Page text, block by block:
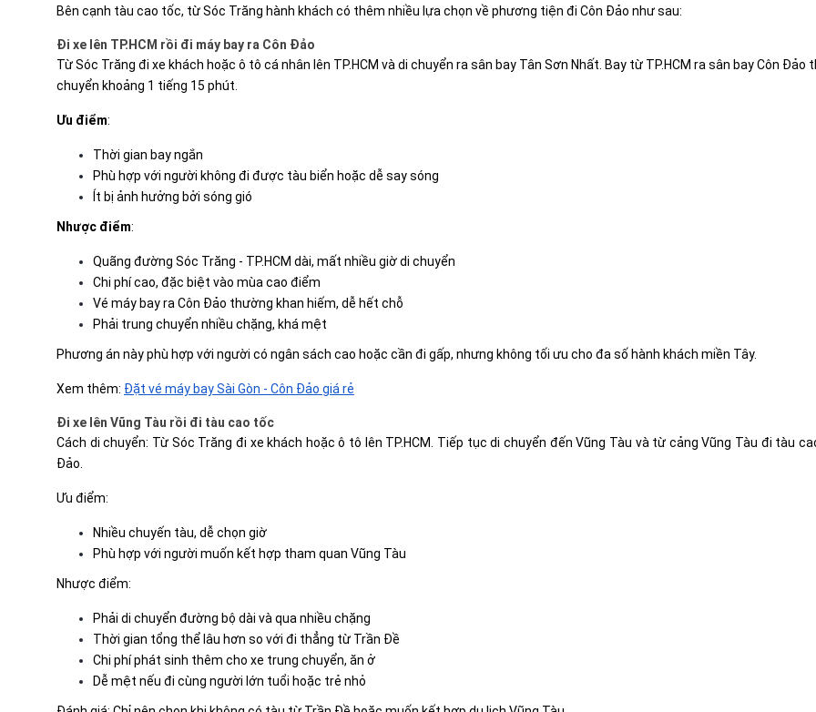
Bên cạnh tàu cao tốc, từ Sóc Trăng hành khách có thêm nhiều lựa chọn về phương tiện đi Côn Đảo như sau:
Đi xe lên TP.HCM rồi đi máy bay ra Côn Đảo
Từ Sóc Trăng đi xe khách hoặc ô tô cá nhân lên TP.HCM và di chuyển ra sân bay Tân Sơn Nhất. Bay từ TP.HCM ra sân bay Côn Đảo
chuyển khoảng 1 tiếng 15 phút.
Ưu điểm:
Thời gian bay ngắn
Phù hợp với người không đi được tàu biển hoặc dễ say sóng
Ít bị ảnh hưởng bởi sóng gió
Nhược điểm:
Quãng đường Sóc Trăng - TP.HCM dài, mất nhiều giờ di chuyển
Chi phí cao, đặc biệt vào mùa cao điểm
Vé máy bay ra Côn Đảo thường khan hiếm, dễ hết chỗ
Phải trung chuyển nhiều chặng, khá mệt
Phương án này phù hợp với người có ngân sách cao hoặc cần đi gấp, nhưng không tối ưu cho đa số hành khách miền Tây.
Xem thêm: Đặt vé máy bay Sài Gòn - Côn Đảo giá rẻ
Đi xe lên Vũng Tàu rồi đi tàu cao tốc
Cách di chuyển: Từ Sóc Trăng đi xe khách hoặc ô tô lên TP.HCM. Tiếp tục di chuyển đến Vũng Tàu và từ cảng Vũng Tàu đi tàu
Đảo.
Ưu điểm:
Nhiều chuyến tàu, dễ chọn giờ
Phù hợp với người muốn kết hợp tham quan Vũng Tàu
Nhược điểm:
Phải di chuyển đường bộ dài và qua nhiều chặng
Thời gian tổng thể lâu hơn so với đi thẳng từ Trần Đề
Chi phí phát sinh thêm cho xe trung chuyển, ăn ở
Dễ mệt nếu đi cùng người lớn tuổi hoặc trẻ nhỏ